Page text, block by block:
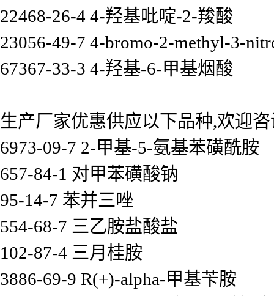
22468-26-4 4-羟基吡啶-2-羧酸
23056-49-7 4-bromo-2-methyl-3-
67367-33-3 4-羟基-6-甲基烟酸
生产厂家优惠供应以下品种,欢迎
6973-09-7 2-甲基-5-氨基苯磺酰胺
657-84-1 对甲苯磺酸钠
95-14-7 苯并三唑
554-68-7 三乙胺盐酸盐
102-87-4 三月桂胺
3886-69-9 R(+)-alpha-甲基苄胺